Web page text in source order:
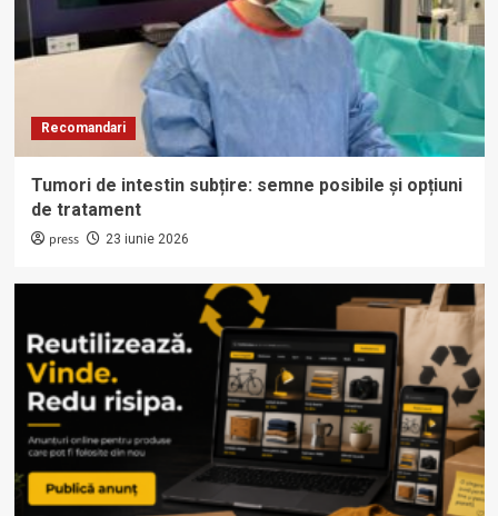
Recomandari
Tumori de intestin subțire: semne posibile și opțiuni
de tratament
press 23 iunie 2026